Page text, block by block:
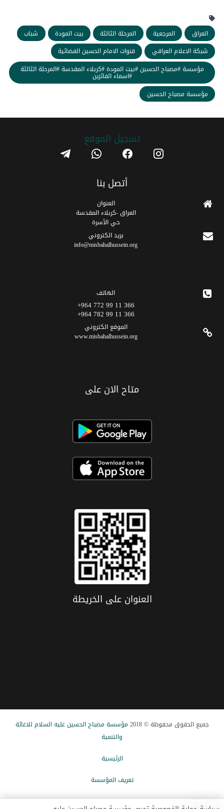
العراق المرجعية المرحلة الثالثة بيت المودة
شباب
شبكة الاعلام العراقي
قنوات الامام الحسين الفضائیة
مؤسسة #مصباح الحسين #بيت المودة #كربلاء المقدسة #المرحلة الثالثة
#اسماء الفائزين
مؤسسة مصباح الحسين
تسجیل الموقع instagram
facebook
whatsapp
telegram
أتصل بنا
العنوان
العراق -كربلاء المقدسة
حي الأسرة
برید الکتروني
info@misbahalhussein.org
الهاتف
366 11 99 772 964+
366 11 99 782 964+
الموقع الکتروني
www.misbahalhussein.org
متاح الان على
العنوان علی الخریطة
جميع الحقوق محفوظة © 2018
مؤسسة مصباح الحسین علیه السلام للاغاثة
والتنمیة
الرئيسیة
تعریف المؤسسة
الاخبار